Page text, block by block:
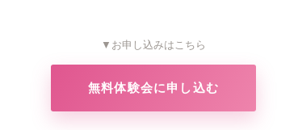
▼お申し込みはこちら
無料体験会に申し込む